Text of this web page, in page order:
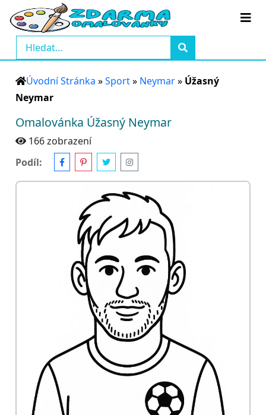
Úvodní Stránka »Sport» Neymar» Úžasný
Neymar
Omalovánka Úžasný Neymar
166 zobrazení
Podíl: